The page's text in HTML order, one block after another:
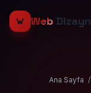
Web Dizayn
Ana Sayfa /